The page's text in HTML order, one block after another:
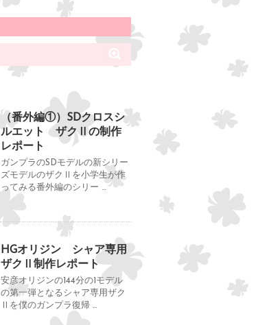
（番外編①）SDクロスシ
ルエット ザクⅡの制作
レポート
ガンプラのSDモデルの新シリー
ズモデルのザクⅡを小学生が作
ってみる番外編のシリー …
HGオリジン シャア専用
ザクⅡ制作レポート
安彦オリジンの144分の1モデル
の第一弾となるシャア専用ザク
Ⅱを僕のガンプラ復帰 …